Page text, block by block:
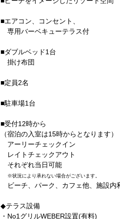
■エアコン、コンセント、
専用バーベキューテラス付
■ダブルベッド1台
掛け布団
■定員2名
■駐車場1台
■受付12時から
（宿泊の入室は15時からとなります）
アーリーチェックイン
レイトチェックアウト
それぞれ当日可能
※状況により承れない場合がございます。
ビーチ、パーク、カフェ他、施設内
◆テラス設備
・No1グリルWEBER設置(有料)